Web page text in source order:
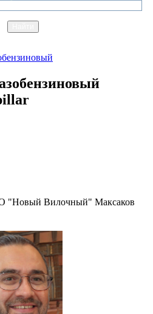
"Новый Вилочный" Максаков